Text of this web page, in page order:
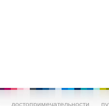
достопримечательности